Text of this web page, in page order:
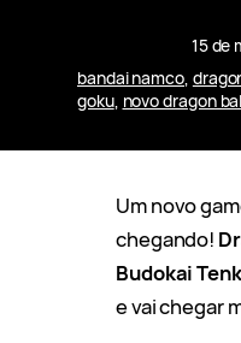
15 de
bandai namco,
goku, novo dragon
Um novo
chegando!
Budokai
e vai chegar